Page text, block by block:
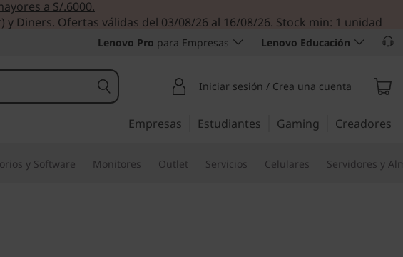
a S/.6000.
Diners. Ofertas válidas del 03/08/26 al 16/08/26. Stock min: 1 unidad
Lenovo Pro para Empresas Lenovo Educación
Iniciar sesión / Crea una cuenta
Empresas Estudiantes Gaming Creadores
y Software Monitores Outlet Servicios Celulares Servidores y